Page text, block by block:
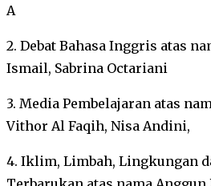
A
2. Debat Bahasa Inggris atas
Ismail, Sabrina Octariani
3. Media Pembelajaran atas
Vithor Al Faqih, Nisa Andini,
4. Iklim, Limbah, Lingkungan